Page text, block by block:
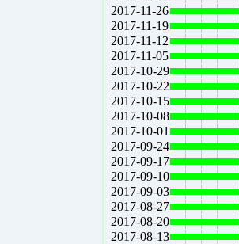
2017-11-26
2017-11-19
2017-11-12
2017-11-05
2017-10-29
2017-10-22
2017-10-15
2017-10-08
2017-10-01
2017-09-24
2017-09-17
2017-09-10
2017-09-03
2017-08-27
2017-08-20
2017-08-13